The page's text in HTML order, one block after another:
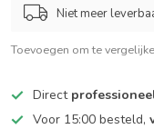
Niet meer
Toevoegen om te
Direct
Voor 15:00 besteld,